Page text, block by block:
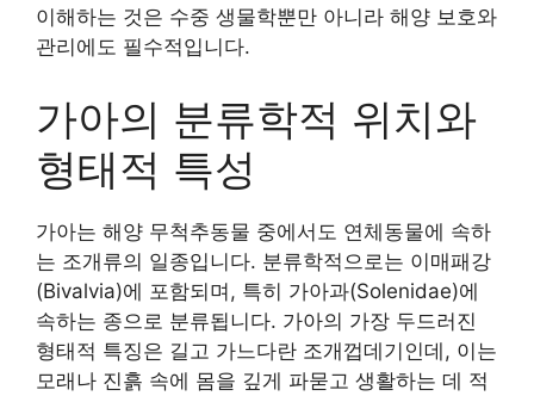
이해하는 것은 수중 생물학뿐만 아니라 해양 보호와
관리에도 필수적입니다.
가아의 분류학적 위치와
형태적 특성
가아는 해양 무척추동물 중에서도 연체동물에 속하
는 조개류의 일종입니다. 분류학적으로는 이매패강
(Bivalvia)에 포함되며, 특히 가아과(Solenidae)에
속하는 종으로 분류됩니다. 가아의 가장 두드러진
형태적 특징은 길고 가느다란 조개껍데기인데, 이는
모래나 진흙 속에 몸을 깊게 파묻고 생활하는 데 적